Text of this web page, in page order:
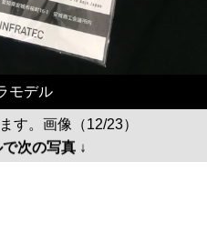
モデル
す。画像（12/23）
次の写真 ↓